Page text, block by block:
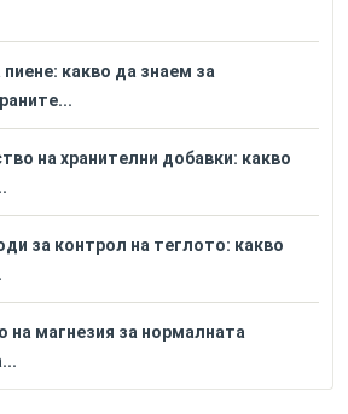
пиене: какво да знаем за
на хранителни добавки: какво
за контрол на теглото: какво
на магнезия за нормалната